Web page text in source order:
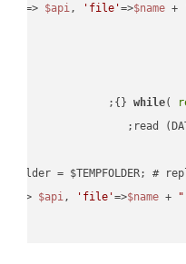
=> $api, 'file'=>$name +
while(
$folder = $TEMPFOLDER; #
=> $api, 'file'=>$name +